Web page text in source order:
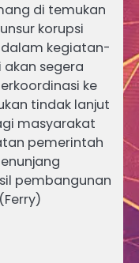
di temukan
korupsi
kegiatan-
segera
ke
tindak lanjut
masyarakat
pemerintah
pembangunan